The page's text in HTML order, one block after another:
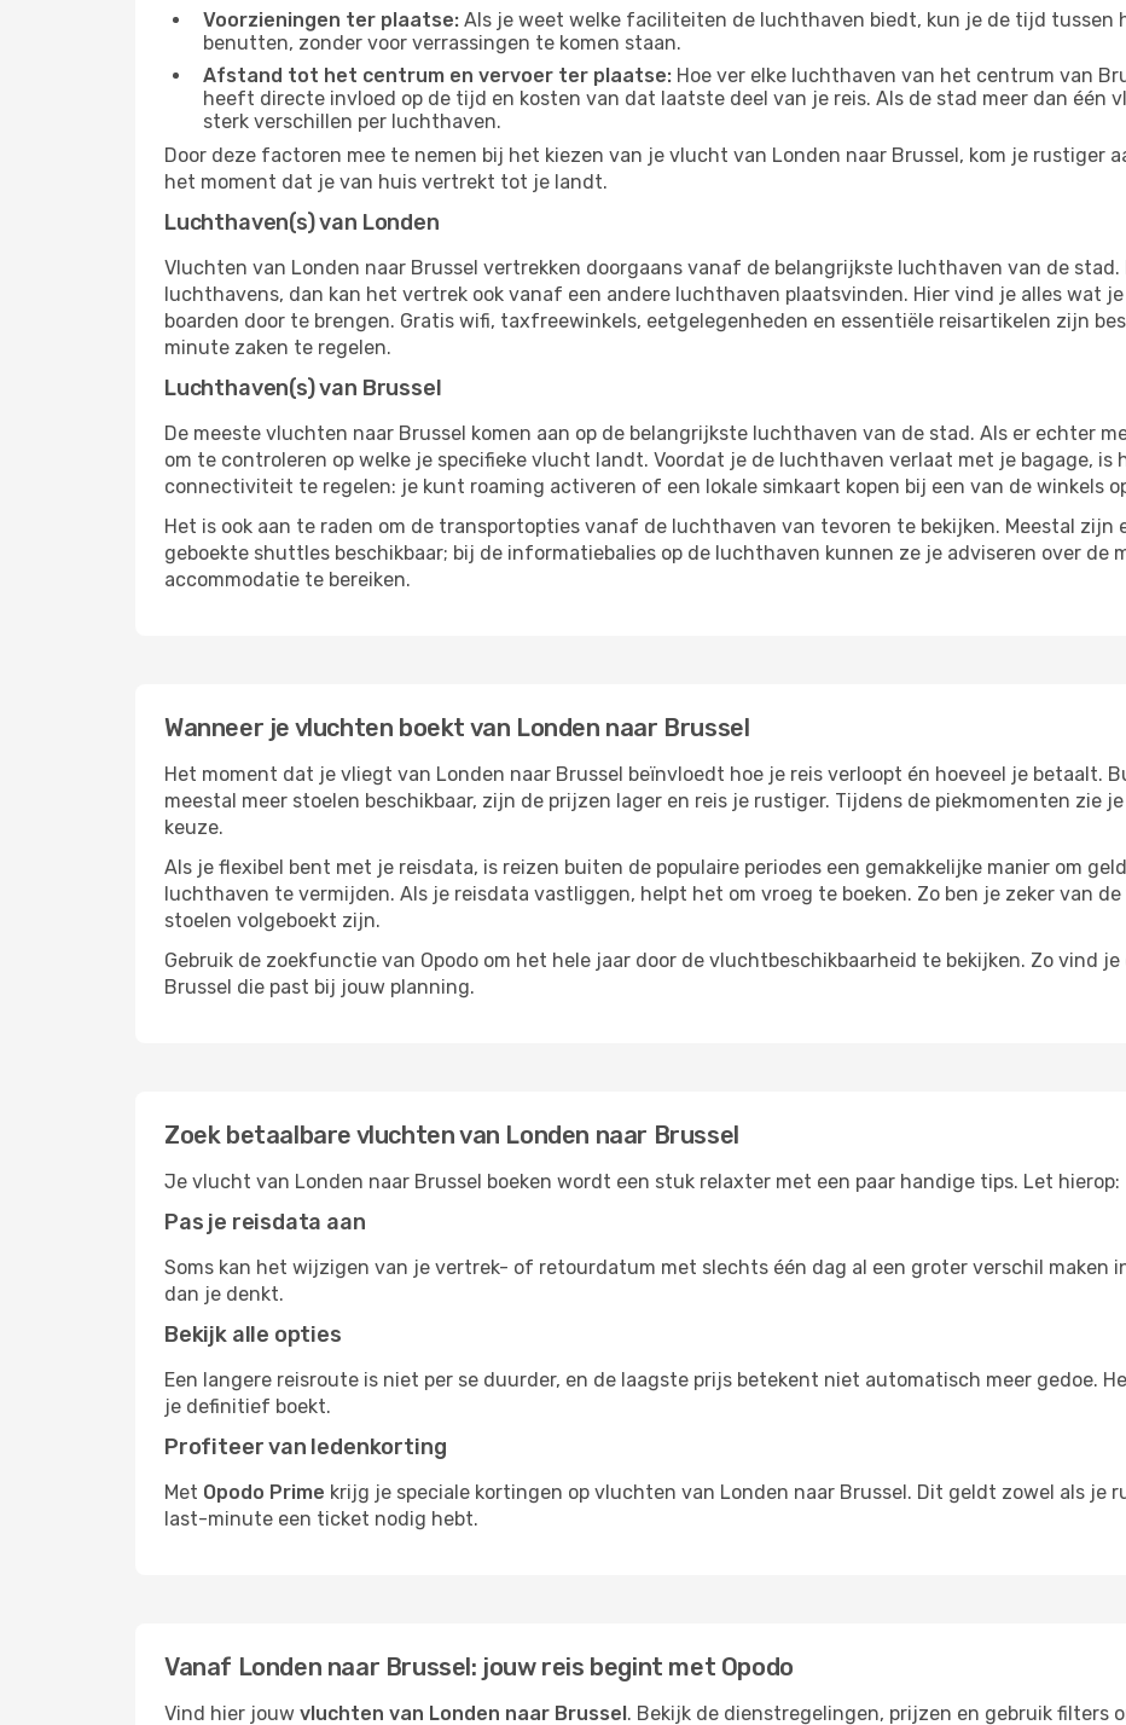
Voorzieningen ter plaatse: Als je weet welke faciliteiten de luchthaven biedt, kun je de tijd tussen
benutten, zonder voor verrassingen te komen staan.
Afstand tot het centrum en vervoer ter plaatse: Hoe ver elke luchthaven van het centrum van
heeft directe invloed op de tijd en kosten van dat laatste deel van je reis. Als de stad meer dan één
sterk verschillen per luchthaven.
Door deze factoren mee te nemen bij het kiezen van je vlucht van Londen naar Brussel, kom je rustiger
het moment dat je van huis vertrekt tot je landt.
Luchthaven(s) van Londen
Vluchten van Londen naar Brussel vertrekken doorgaans vanaf de belangrijkste luchthaven van de
luchthavens, dan kan het vertrek ook vanaf een andere luchthaven plaatsvinden. Hier vind je alles wat
boarden door te brengen. Gratis wifi, taxfreewinkels, eetgelegenheden en essentiële reisartikelen zijn
minute zaken te regelen.
Luchthaven(s) van Brussel
De meeste vluchten naar Brussel komen aan op de belangrijkste luchthaven van de stad. Als er echter
om te controleren op welke je specifieke vlucht landt. Voordat je de luchthaven verlaat met je bagage, is
connectiviteit te regelen: je kunt roaming activeren of een lokale simkaart kopen bij een van de winkels
Het is ook aan te raden om de transportopties vanaf de luchthaven van tevoren te bekijken. Meestal zijn
geboekte shuttles beschikbaar; bij de informatiebalies op de luchthaven kunnen ze je adviseren over de
accommodatie te bereiken.
Wanneer je vluchten boekt van Londen naar Brussel
Het moment dat je vliegt van Londen naar Brussel beïnvloedt hoe je reis verloopt én hoeveel je betaalt.
meestal meer stoelen beschikbaar, zijn de prijzen lager en reis je rustiger. Tijdens de piekmomenten zie
keuze.
Als je flexibel bent met je reisdata, is reizen buiten de populaire periodes een gemakkelijke manier om
luchthaven te vermijden. Als je reisdata vastliggen, helpt het om vroeg te boeken. Zo ben je zeker van
stoelen volgeboekt zijn.
Gebruik de zoekfunctie van Opodo om het hele jaar door de vluchtbeschikbaarheid te bekijken. Zo vind
Brussel die past bij jouw planning.
Zoek betaalbare vluchten van Londen naar Brussel
Je vlucht van Londen naar Brussel boeken wordt een stuk relaxter met een paar handige tips. Let hierop:
Pas je reisdata aan
Soms kan het wijzigen van je vertrek- of retourdatum met slechts één dag al een groter verschil maken
dan je denkt.
Bekijk alle opties
Een langere reisroute is niet per se duurder, en de laagste prijs betekent niet automatisch meer gedoe.
je definitief boekt.
Profiteer van ledenkorting
Met Opodo Prime krijg je speciale kortingen op vluchten van Londen naar Brussel. Dit geldt zowel als je
last-minute een ticket nodig hebt.
Vanaf Londen naar Brussel: jouw reis begint met Opodo
Vind hier jouw vluchten van Londen naar Brussel. Bekijk de dienstregelingen, prijzen en gebruik filters